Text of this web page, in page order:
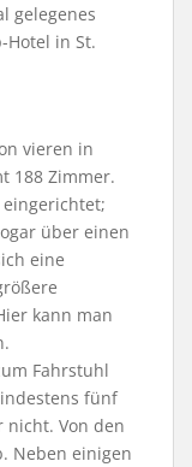
gelegenes
Hotel in St.
vieren in
188 Zimmer.
über einen
eine
kann man
Fahrstuhl
fünf
nicht. Von den
Neben einigen